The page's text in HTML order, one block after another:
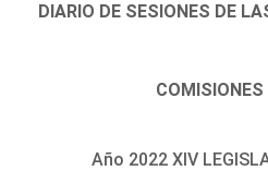
DIARIO DE SESIONES DE
Año 2022 XIV